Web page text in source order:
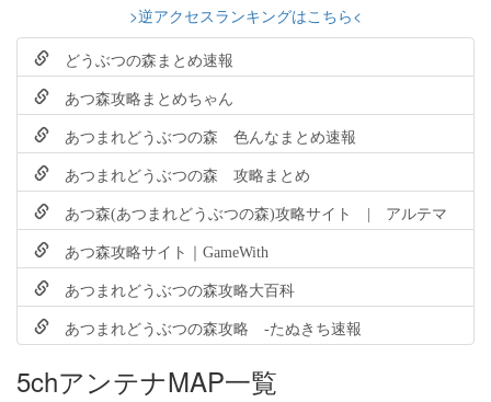
>逆アクセスランキングはこちら<
どうぶつの森まとめ速報
あつ森攻略まとめちゃん
あつまれどうぶつの森 色んなまとめ速報
あつまれどうぶつの森 攻略まとめ
あつ森(あつまれどうぶつの森)攻略サイト | アルテマ
あつ森攻略サイト｜GameWith
あつまれどうぶつの森攻略大百科
あつまれどうぶつの森攻略 -たぬきち速報
5chアンテナMAP一覧